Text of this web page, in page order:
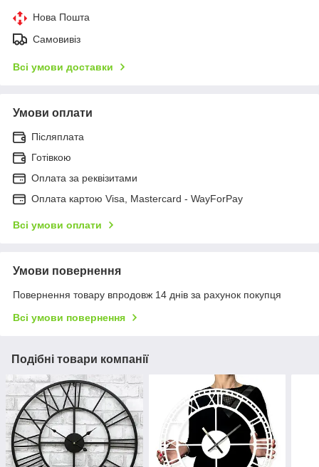
Нова Пошта
Самовивіз
Всі умови доставки
Умови оплати
Післяплата
Готівкою
Оплата за реквізитами
Оплата картою Visa, Mastercard - WayForPay
Всі умови оплати
Умови повернення
Повернення товару впродовж 14 днів за рахунок покупця
Всі умови повернення
Подібні товари компанії